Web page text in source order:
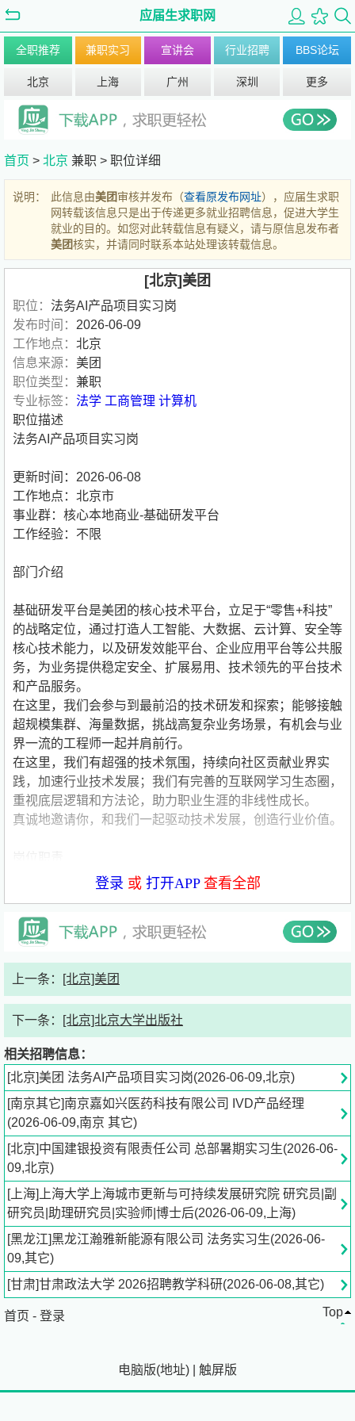
应届生求职网
全职推荐 兼职实习 宣讲会 行业招聘 BBS论坛
北京 上海 广州 深圳 更多
首页 > 北京 兼职 > 职位详细
说明： 此信息由美团审核并发布（查看原发布网址），应届生求职
网转载该信息只是出于传递更多就业招聘信息，促进大学生
就业的目的。如您对此转载信息有疑义，请与原信息发布者
美团核实，并请同时联系本站处理该转载信息。
[北京]美团
职位： 法务AI产品项目实习岗
发布时间： 2026-06-09
工作地点： 北京
信息来源： 美团
职位类型： 兼职
专业标签： 法学 工商管理 计算机
职位描述
法务AI产品项目实习岗
更新时间：2026-06-08
工作地点：北京市
事业群：核心本地商业-基础研发平台
工作经验：不限
部门介绍
基础研发平台是美团的核心技术平台，立足于“零售+科技”
的战略定位，通过打造人工智能、大数据、云计算、安全等
核心技术能力，以及研发效能平台、企业应用平台等公共服
务，为业务提供稳定安全、扩展易用、技术领先的平台技术
和产品服务。
在这里，我们会参与到最前沿的技术研发和探索；能够接触
超规模集群、海量数据，挑战高复杂业务场景，有机会与业
界一流的工程师一起并肩前行。
在这里，我们有超强的技术氛围，持续向社区贡献业界实
践，加速行业技术发展；我们有完善的互联网学习生态圈，
重视底层逻辑和方法论，助力职业生涯的非线性成长。
真诚地邀请你，和我们一起驱动技术发展，创造行业价值。
产品优化建议。
2. 参与产品功能设计，协助撰写产品需求文档（PRD）及
3. 跟进项目开发进度，协调研发、测试等团队，确保产品
建议。
岗位基本要求
1. 大学本科及以上学历，法学、计算机、信息管理等相关
专业优先。
2. 对AI技术或法律科技领域有浓厚兴趣，具备基础的产品思
维。
3. 具备良好的沟通能力和团队协作意识，责任心强。
4. 熟练使用AI Coding等原型工具使用经验者加分。
岗位亮点
1. 深入参与前沿法务AI产品项目，积累实战经验。 \n2. 与
资深产品、技术团队紧密合作，获得专业指导。 \n3. 实习
表现优异者有机会获得转正机会。 \n4. 工作地点位于北京
zh***com[点击查看]
登录 或 打开APP查看全部
上一条： [北京]美团
下一条： [北京]北京大学出版社
相关招聘信息：
[北京]美团 法务AI产品项目实习岗(2026-06-09,北京)
[南京其它]南京嘉如兴医药科技有限公司 IVD产品经理
(2026-06-09,南京 其它)
[北京]中国建银投资有限责任公司 总部暑期实习生(2026-06-
09,北京)
[上海]上海大学上海城市更新与可持续发展研究院 研究员|副
研究员|助理研究员|实验师|博士后(2026-06-09,上海)
[黑龙江]黑龙江瀚雅新能源有限公司 法务实习生(2026-06-
09,其它)
[甘肃]甘肃政法大学 2026招聘教学科研(2026-06-08,其它)
首页 - 登录 Top
电脑版(地址) 触屏版